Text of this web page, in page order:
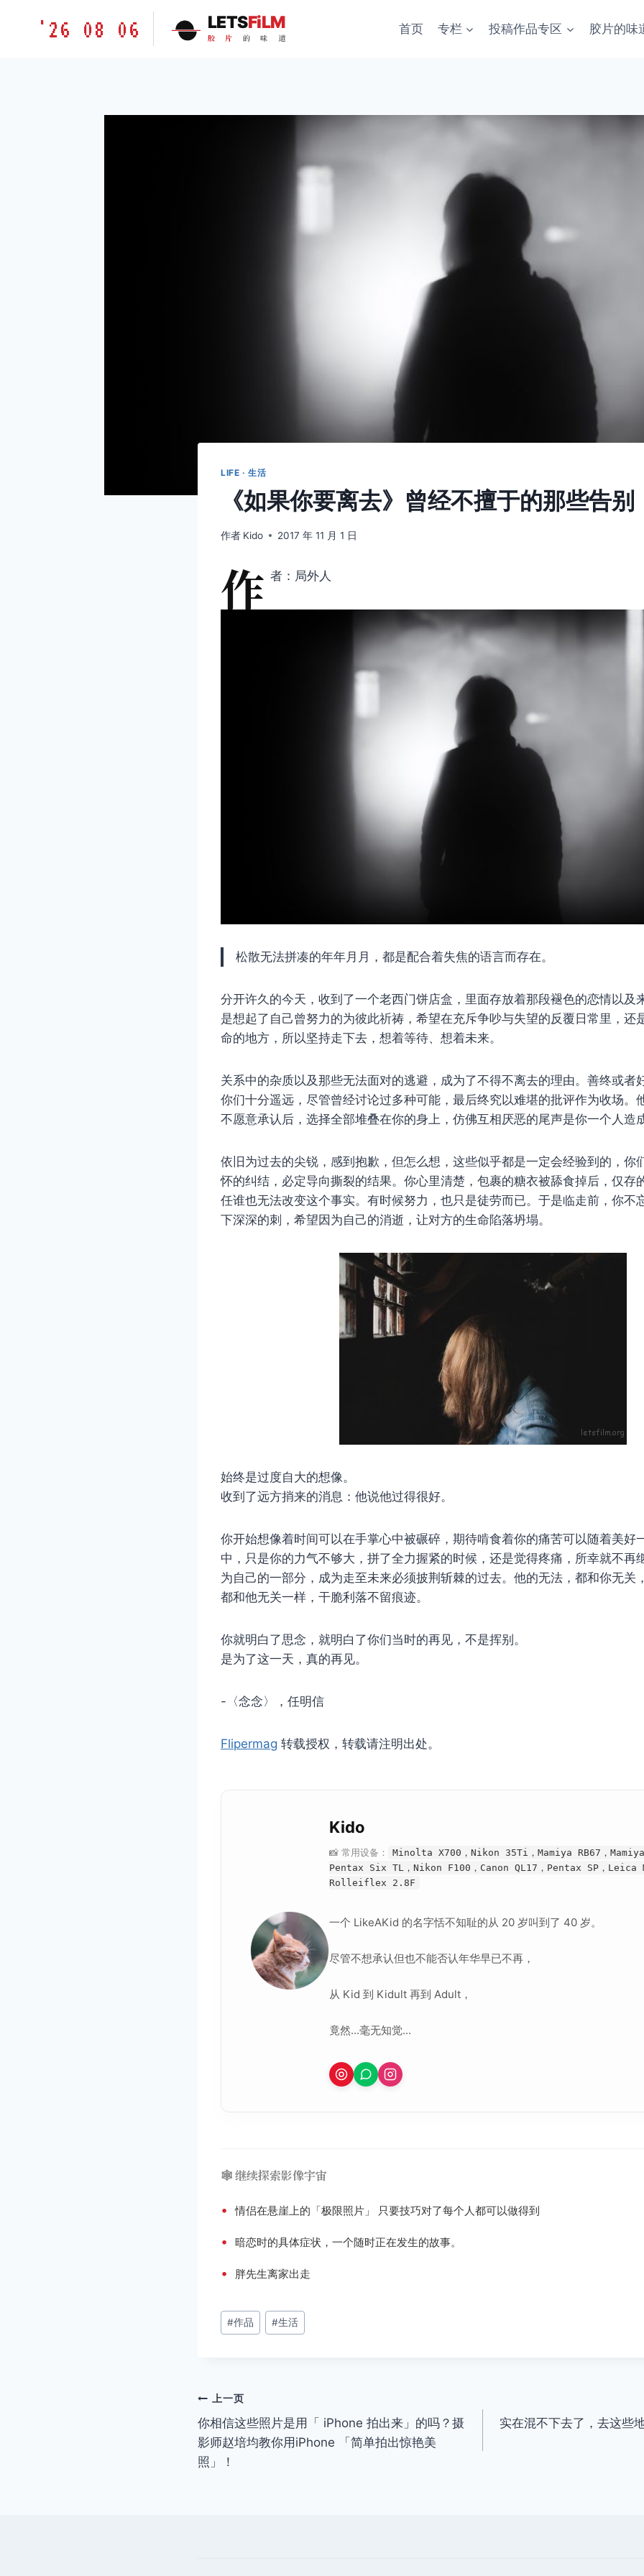
胶'26 08 06 LETSFiLM
胶 片 的 味 道
首页 专栏 投稿作品专区 胶片的味
LIFE · 生活
《如果你要离去》曾经不擅于的那些告别
作者 Kido 2017 年 11 月 1 日
作 者：局外人
松散无法拼凑的年年月月，都是配合着失焦的语言而存在。
分开许久的今天，收到了一个老西门饼店盒，里面存放着那段褪色的恋情以及
是想起了自己曾努力的为彼此祈祷，希望在充斥争吵与失望的反覆日常里，还
命的地方，所以坚持走下去，想着等待、想着未来。
关系中的杂质以及那些无法面对的逃避，成为了不得不离去的理由。善终或者
你们十分遥远，尽管曾经讨论过多种可能，最后终究以难堪的批评作为收场。
不愿意承认后，选择全部堆叠在你的身上，仿佛互相厌恶的尾声是你一个人造
依旧为过去的尖锐，感到抱歉，但怎么想，这些似乎都是一定会经验到的，你
怀的纠结，必定导向撕裂的结果。你心里清楚，包裹的糖衣被舔食掉后，仅存
任谁也无法改变这个事实。有时候努力，也只是徒劳而已。于是临走前，你不
下深深的刺，希望因为自己的消逝，让对方的生命陷落坍塌。
始终是过度自大的想像。
收到了远方捎来的消息：他说他过得很好。
你开始想像着时间可以在手掌心中被碾碎，期待啃食着你的痛苦可以随着美好
中，只是你的力气不够大，拼了全力握紧的时候，还是觉得疼痛，所幸就不再
为自己的一部分，成为走至未来必须披荆斩棘的过去。他的无法，都和你无关
都和他无关一样，干脆利落不留痕迹。
你就明白了思念，就明白了你们当时的再见，不是挥别。
是为了这一天，真的再见。
-〈念念〉，任明信
Flipermag 转载授权，转载请注明出处。
Kido
📸 常用设备：
Minolta X700，Nikon 35Ti，Mamiya RB67，Mamiya
Pentax Six TL，Nikon F100，Canon QL17，Pentax SP，Leica
Rolleiflex 2.8F
一个 LikeAKid 的名字恬不知耻的从 20 岁叫到了 40 岁。
尽管不想承认但也不能否认年华早已不再，
从 Kid 到 Kidult 再到 Adult，
竟然...毫无知觉...
🕸️ 继续探索影像宇宙
• 情侣在悬崖上的「极限照片」 只要技巧对了每个人都可以做得到
• 暗恋时的具体症状，一个随时正在发生的故事。
• 胖先生离家出走
文
章
#作品 #生活
文
章
导
上一页
你相信这些照片是用「 iPhone 拍出来」的吗？摄
影师赵培均教你用iPhone 「简单拍出惊艳美
照」！
实在混不下去了，去这些